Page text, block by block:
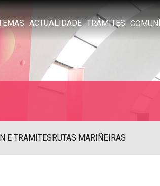
ACTUALIDADE TRÁMITES
E TRAMITESRUTAS MARIÑEIRAS